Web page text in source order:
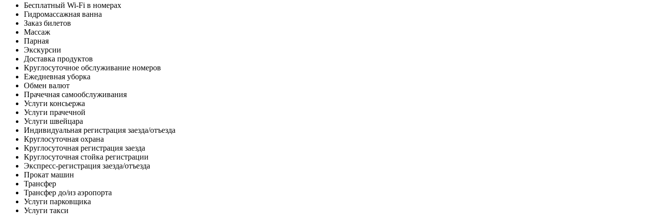
Бесплатный Wi-Fi в номерах
Гидромассажная ванна
Заказ билетов
Массаж
Парная
Экскурсии
Доставка продуктов
Круглосуточное обслуживание номеров
Ежедневная уборка
Обмен валют
Прачечная самообслуживания
Услуги консьержа
Услуги прачечной
Услуги швейцара
Индивидуальная регистрация заезда/отъезда
Круглосуточная охрана
Круглосуточная регистрация заезда
Круглосуточная стойка регистрации
Экспресс-регистрация заезда/отъезда
Прокат машин
Трансфер
Трансфер до/из аэропорта
Услуги парковщика
Услуги такси